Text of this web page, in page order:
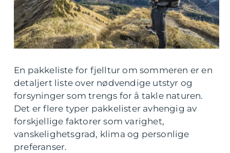
En pakkeliste for fjelltur om sommeren er en
detaljert liste over nødvendige utstyr og
forsyninger som trengs for å takle naturen.
Det er flere typer pakkelister avhengig av
forskjellige faktorer som varighet,
vanskelighetsgrad, klima og personlige
preferanser.